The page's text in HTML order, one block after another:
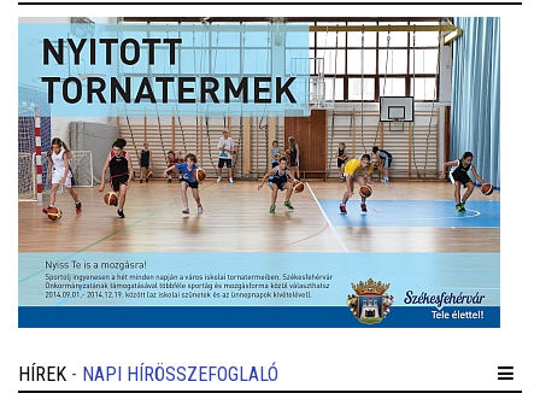
HÍREK - NAPI HÍRÖSSZEFOGLALÓ